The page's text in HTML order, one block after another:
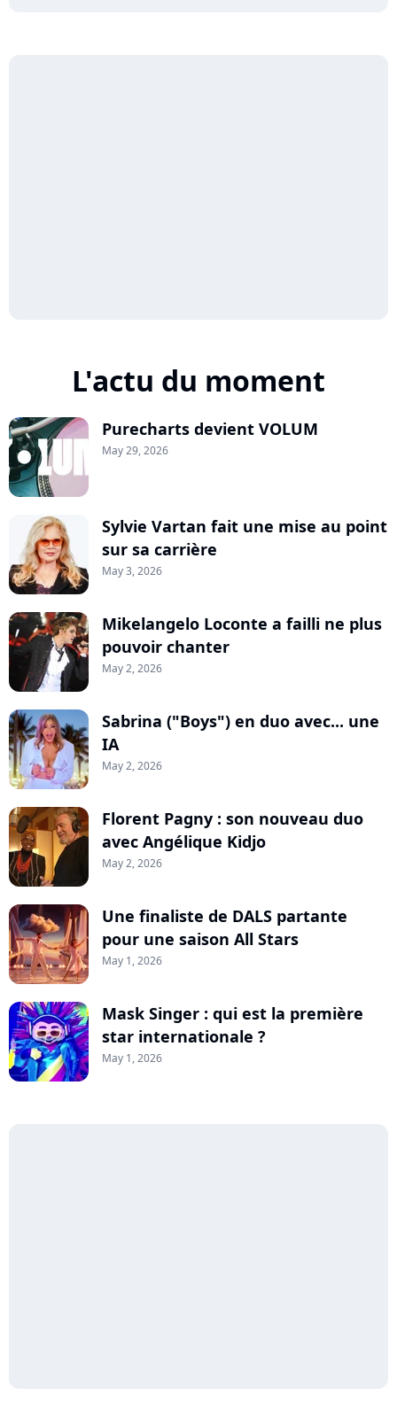
L'actu du moment
Purecharts devient VOLUM
May 29, 2026
Sylvie Vartan fait une mise au point
sur sa carrière
May 3, 2026
Mikelangelo Loconte a failli ne plus
pouvoir chanter
May 2, 2026
Sabrina ("Boys") en duo avec... une
IA
May 2, 2026
Florent Pagny : son nouveau duo
avec Angélique Kidjo
May 2, 2026
Une finaliste de DALS partante
pour une saison All Stars
May 1, 2026
Mask Singer : qui est la première
star internationale ?
May 1, 2026